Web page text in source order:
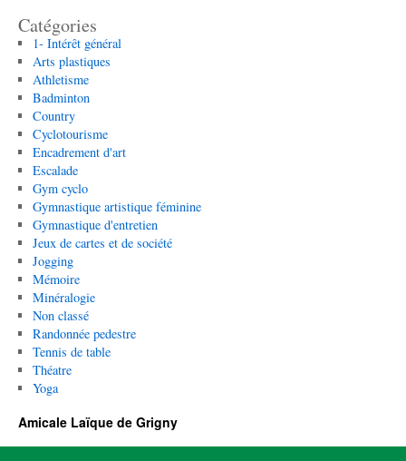
Catégories
1- Intérêt général
Arts plastiques
Athletisme
Badminton
Country
Cyclotourisme
Encadrement d'art
Escalade
Gym cyclo
Gymnastique artistique féminine
Gymnastique d'entretien
Jeux de cartes et de société
Jogging
Mémoire
Minéralogie
Non classé
Randonnée pedestre
Tennis de table
Théatre
Yoga
Amicale Laïque de Grigny